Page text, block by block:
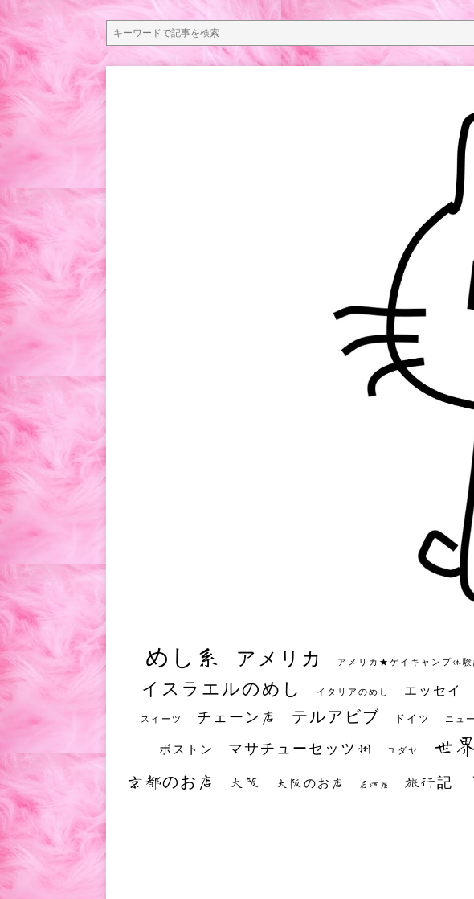
めし系 アメリカ アメリカ★ゲイキャンプ体験
イスラエルのめし イタリアのめし エッセイ
スイーツ チェーン店 テルアビブ ドイツ ニュ
ボストン マサチューセッツ州 ユダヤ 世
京都のお店 大阪 大阪のお店 居酒屋 旅行記